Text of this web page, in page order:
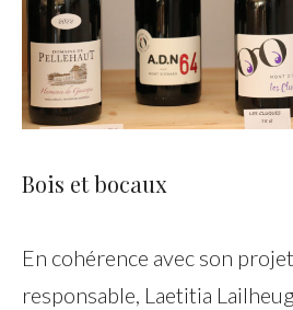
Bois et bocaux
En cohérence avec son
responsable, Laetitia